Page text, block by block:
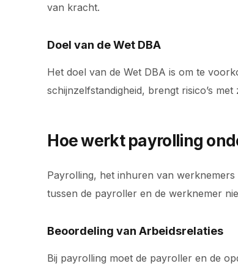
van kracht.
Doel van de Wet DBA
Het doel van de Wet DBA is om te
schijnzelfstandigheid, brengt risico’s
Hoe werkt payrolling
Payrolling, het inhuren van
tussen de payroller en de werknemer
Beoordeling van Arbeidsrelaties
Bij payrolling moet de payroller en de